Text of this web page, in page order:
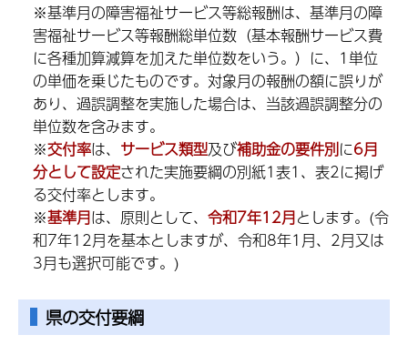
※基準月の障害福祉サービス等総報酬は、基準月の障
害福祉サービス等報酬総単位数（基本報酬サービス費
に各種加算減算を加えた単位数をいう。）に、1単位
の単価を乗じたものです。対象月の報酬の額に誤りが
あり、過誤調整を実施した場合は、当該過誤調整分の
単位数を含みます。
※交付率は、 サービス類型及び補助金の要件別に6月
分として設定された実施要綱の別紙1表1、表2に掲げ
る交付率とします。
※基準月は、原則として、令和7年12月とします。(令
和7年12月を基本としますが、令和8年1月、2月又は
3月も選択可能です。)
県の交付要綱